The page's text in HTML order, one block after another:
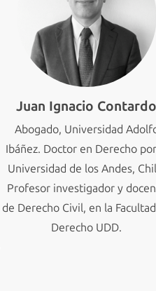
Juan Ignacio Contardo
Abogado, Universidad
Ibáñez. Doctor en Derecho
Universidad de los Andes,
Profesor investigador y
de Derecho Civil, en la
Derecho UDD.